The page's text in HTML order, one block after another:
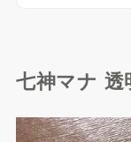
七神マナ 透